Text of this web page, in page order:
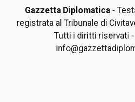
Gazzetta Diplomatica-
registrata al Tribunale di
Tutti i diritti riservati